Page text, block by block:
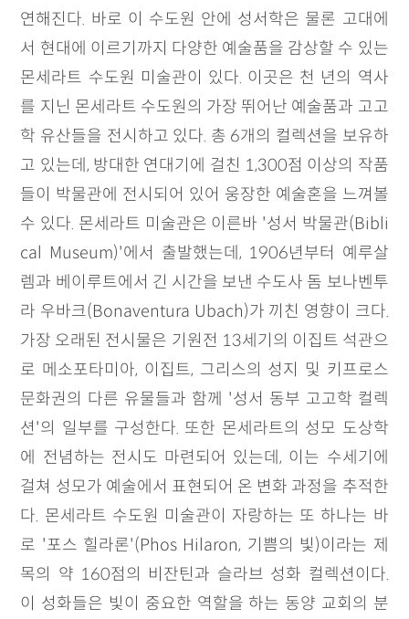
연해진다. 바로 이 수도원 안에 성서학은 물론 고대에
서 현대에 이르기까지 다양한 예술품을 감상할 수 있는
몬세라트 수도원 미술관이 있다. 이곳은 천 년의 역사
를 지닌 몬세라트 수도원의 가장 뛰어난 예술품과 고고
학 유산들을 전시하고 있다. 총 6개의 컬렉션을 보유하
고 있는데, 방대한 연대기에 걸친 1,300점 이상의 작품
들이 박물관에 전시되어 있어 웅장한 예술혼을 느껴볼
수 있다. 몬세라트 미술관은 이른바 '성서 박물관(Bibli
cal Museum)'에서 출발했는데, 1906년부터 예루살
렘과 베이루트에서 긴 시간을 보낸 수도사 돔 보나벤투
라 우바크(Bonaventura Ubach)가 끼친 영향이 크다.
가장 오래된 전시물은 기원전 13세기의 이집트 석관으
로 메소포타미아, 이집트, 그리스의 성지 및 키프로스
문화권의 다른 유물들과 함께 '성서 동부 고고학 컬렉
션'의 일부를 구성한다. 또한 몬세라트의 성모 도상학
에 전념하는 전시도 마련되어 있는데, 이는 수세기에
걸쳐 성모가 예술에서 표현되어 온 변화 과정을 추적한
다. 몬세라트 수도원 미술관이 자랑하는 또 하나는 바
로 '포스 힐라론'(Phos Hilaron, 기쁨의 빛)이라는 제
목의 약 160점의 비잔틴과 슬라브 성화 컬렉션이다.
이 성화들은 빛이 중요한 역할을 하는 동양 교회의 분